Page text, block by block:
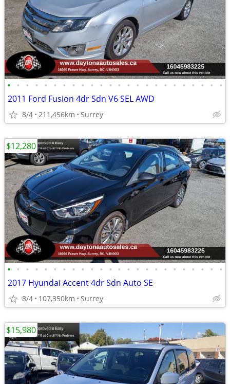
• • • • • • • • • • • • • • • • • • • • • • • •
2011 Ford Fusion 4dr Sdn V6 SEL AWD
8/4 211,456km Surrey
• • • • • • • • • • • • • • • • • • • • • • • •
2017 Hyundai Accent 4dr Sdn Auto SE
8/4 107,350km Surrey
$12,280
$15,980